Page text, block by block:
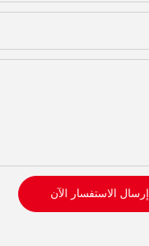
إرسال الاستفسار الآن